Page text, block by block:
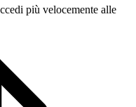
più velocemente alle